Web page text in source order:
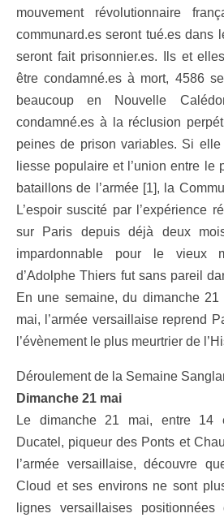
mouvement révolutionnaire
communard.es seront tué.es dans
seront fait prisonnier.es. Ils et
être condamné.es à mort, 4586
beaucoup en Nouvelle
condamné.es à la réclusion
peines de prison variables. Si
liesse populaire et l’union entre le
bataillons de l’armée [1], la
L’espoir suscité par l’expérience
sur Paris depuis déjà deux
impardonnable pour le vieux
d’Adolphe Thiers fut sans pareil
En une semaine, du dimanche
mai, l’armée versaillaise reprend
l’évènement le plus meurtrier de
Déroulement de la Semaine
Dimanche 21 mai
Le dimanche 21 mai, entre 14
Ducatel, piqueur des Ponts et
l’armée versaillaise, découvre
Cloud et ses environs ne sont
lignes versaillaises